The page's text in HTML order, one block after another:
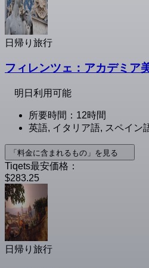
日帰り旅行
フィレンツェ：アカデミア
明日利用可能
所要時間：12時間
英語, イタリア語, スペイン
「料金に含まれるもの」を見る
Tiqets最安価格：
$283.25
日帰り旅行